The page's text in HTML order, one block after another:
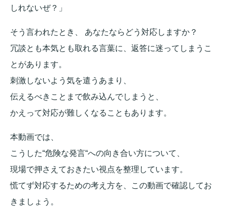
しれないぜ？」
そう言われたとき、 あなたならどう対応しますか？
冗談とも本気とも取れる言葉に、返答に迷ってしまうこ
とがあります。
刺激しないよう気を遣うあまり、
伝えるべきことまで飲み込んでしまうと、
かえって対応が難しくなることもあります。
本動画では、
こうした“危険な発言“への向き合い方について、
現場で押さえておきたい視点を整理しています。
慌てず対応するための考え方を、この動画で確認してお
きましょう。